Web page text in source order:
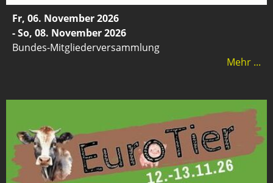
Fr, 06. November 2026
- So, 08. November 2026
Bundes-Mitgliederversammlung
Mehr ...